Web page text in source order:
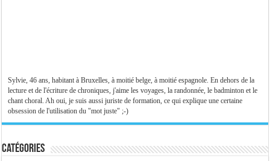
Sylvie, 46 ans, habitant à Bruxelles, à moitié belge, à moitié espagnole. En dehors de la
lecture et de l'écriture de chroniques, j'aime les voyages, la randonnée, le badminton et le
chant choral. Ah oui, je suis aussi juriste de formation, ce qui explique une certaine
obsession de l'utilisation du "mot juste" ;-)
Catégories